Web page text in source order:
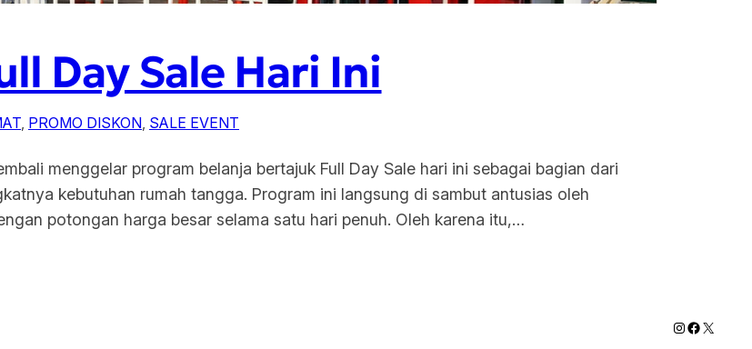
Day Sale Hari Ini
, PROMO DISKON, SALE EVENT
menggelar program belanja bertajuk Full Day Sale hari ini sebagai bagian dari
kebutuhan rumah tangga. Program ini langsung di sambut antusias oleh
potongan harga besar selama satu hari penuh. Oleh karena itu,…
Instagram
X